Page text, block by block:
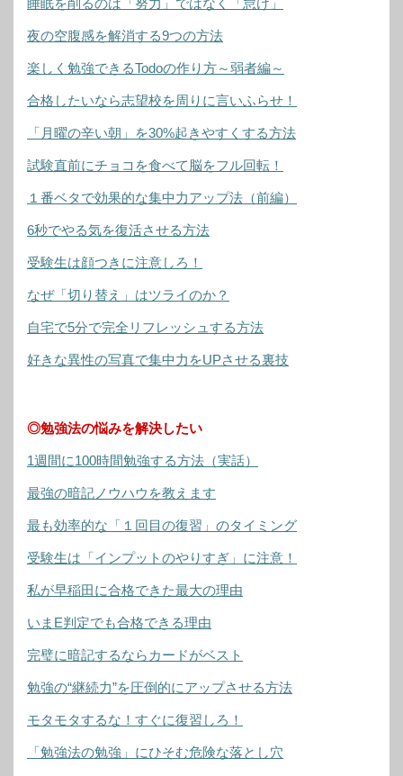
睡眠を削るのは「努力」ではなく「怠け」
夜の空腹感を解消する9つの方法
楽しく勉強できるTodoの作り方～弱者編～
合格したいなら志望校を周りに言いふらせ！
「月曜の辛い朝」を30%起きやすくする方法
試験直前にチョコを食べて脳をフル回転！
１番ベタで効果的な集中力アップ法（前編）
6秒でやる気を復活させる方法
受験生は顔つきに注意しろ！
なぜ「切り替え」はツライのか？
自宅で5分で完全リフレッシュする方法
好きな異性の写真で集中力をUPさせる裏技
◎勉強法の悩みを解決したい
1週間に100時間勉強する方法（実話）
最強の暗記ノウハウを教えます
最も効率的な「１回目の復習」のタイミング
受験生は「インプットのやりすぎ」に注意！
私が早稲田に合格できた最大の理由
いまE判定でも合格できる理由
完璧に暗記するならカードがベスト
勉強の“継続力”を圧倒的にアップさせる方法
モタモタするな！すぐに復習しろ！
「勉強法の勉強」にひそむ危険な落とし穴